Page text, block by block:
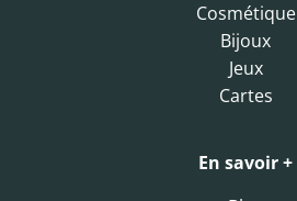
Cosmétique
Bijoux
Jeux
Cartes
En savoir +